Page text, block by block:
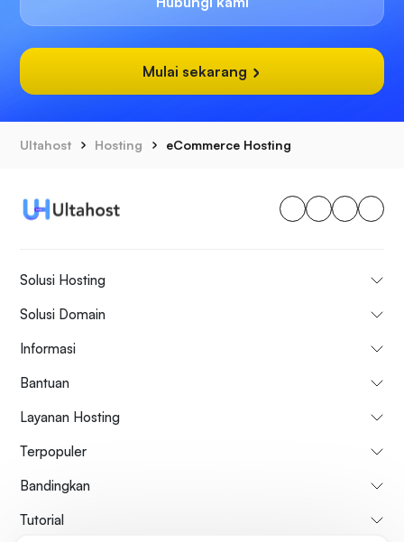
Mulai sekarang
Ultahost Hosting eCommerce Hosting
Solusi Hosting
Solusi Domain
Informasi
Bantuan
Layanan Hosting
Terpopuler
Bandingkan
Tutorial